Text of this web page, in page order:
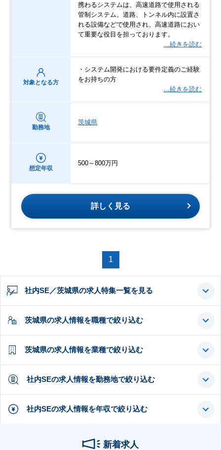
携わるシステムは、高速道路で使用される
管制システム。道路、トンネル内に設置さ
れる設備などで使用され、高速道路におい
て重要な役目を担っております。
…続きを読む
対象となる方
・システム開発における要件定義のご経験
をお持ちの方
…続きを読む
勤務地
茨城県
想定年収
500～800万円
詳しく見る
1
社内SE／茨城県の求人特集一覧を見る
茨城県の求人情報を職種で絞り込む
茨城県の求人情報を業種で絞り込む
社内SEの求人情報を勤務地で絞り込む
社内SEの求人情報を年収で絞り込む
新着求人